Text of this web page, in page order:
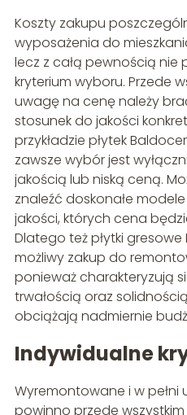
Koszty zakupu
wyposażenia do
lecz z całą pewnością
kryterium wyboru. Przede
uwagę na cenę należy
stosunek do jakości
przykładzie płytek
zawsze wybór jest
jakością lub niską ceną.
znaleźć doskonałe
jakości, których cena
Dlatego też płytki
możliwy zakup do
ponieważ charakteryzują
trwałością oraz
obciążają nadmiernie
Indywidualne
Wyremontowane i w pełni
powinno przede